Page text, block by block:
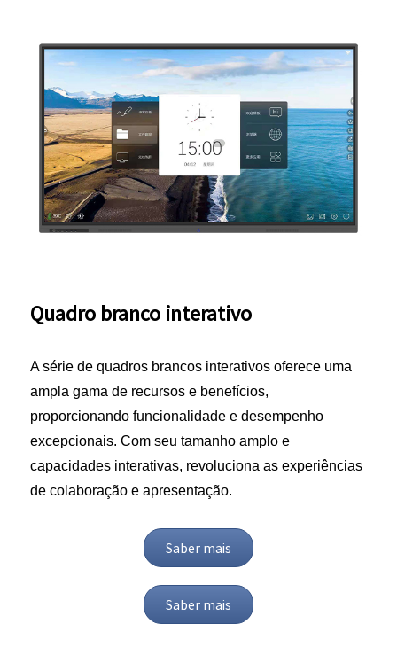
Quadro branco interativo
A série de quadros brancos interativos oferece uma
ampla gama de recursos e benefícios,
proporcionando funcionalidade e desempenho
excepcionais. Com seu tamanho amplo e
capacidades interativas, revoluciona as experiências
de colaboração e apresentação.
Saber mais
Saber mais